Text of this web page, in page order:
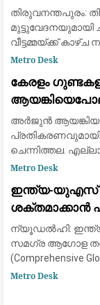
കോളെജ്
തിരുവനന്തപുരം:
മുട്ടുവേദനയുമായി
വീട്ടമ്മയ്ക്ക് കാഴ്ച
മാറി
ആന്‍റണിക്ക
Metro Desk
കേരളം
കാര്യമില്ല:
അർജുൻ
ചെന്നിത്തല.
സ്വൈര്യജീവിതം
Metro Desk
ഇന്ത്യ-യുഎസ്
ശക്തമാക്കാൻ
വൈസ്
ന്യൂഡൽഹി:
സമഗ്ര ആഗോള
(Comprehensive
കൂടുതൽ
Metro Desk